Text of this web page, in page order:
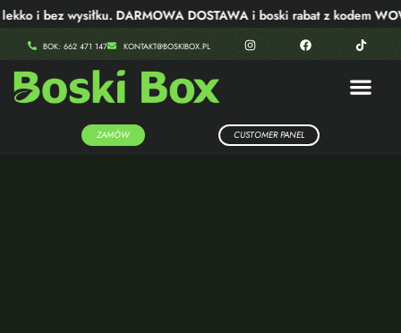
i bez wysiłku. DARMOWA DOSTAWA i boski rabat z kodem
BOK: 662 471 147 KONTAKT@BOSKIBOX.PL
ZAMÓW CUSTOMER PANEL